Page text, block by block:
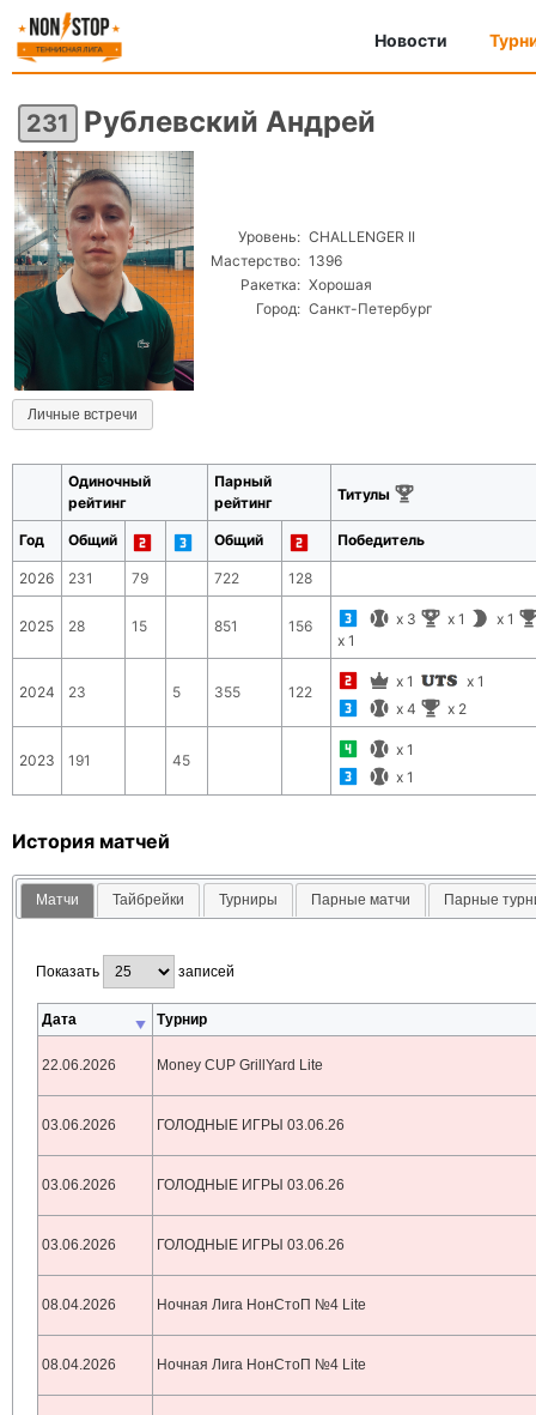
Новости
231 Рублевский Андрей
Уровень: CHALLENGER II
Мастерство: 1396
Ракетка: Хорошая
Город: Санкт-Петербург
Личные встречи
Одиночный
рейтинг
Парный
рейтинг
Титулы
Год Общий Общий Победитель
2026 231 79 722 128
2025 28 15 851 156 x 3 x 1 x 1
x 1
2024 23 5 355 122
x 1 x 1
x 4 x 2
2023 191 45
x 1
x 1
История матчей
Матчи Тайбрейки Турниры Парные матчи Парные
Показать записей
Дата Турнир
22.06.2026 Money CUP GrillYard Lite
03.06.2026 ГОЛОДНЫЕ ИГРЫ 03.06.26
03.06.2026 ГОЛОДНЫЕ ИГРЫ 03.06.26
03.06.2026 ГОЛОДНЫЕ ИГРЫ 03.06.26
08.04.2026 Ночная Лига НонСтоП №4 Lite
08.04.2026 Ночная Лига НонСтоП №4 Lite